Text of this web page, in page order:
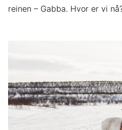
reinen – Gabba. Hvor er vi